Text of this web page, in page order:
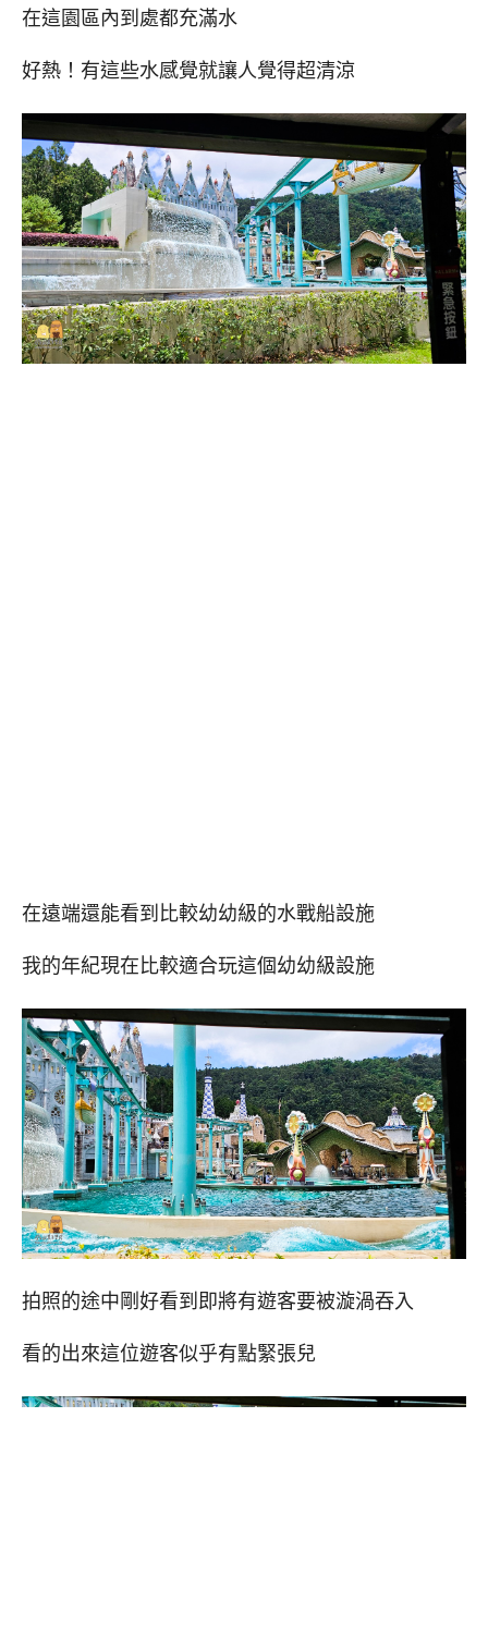
在這園區內到處都充滿水
好熱！有這些水感覺就讓人覺得超清涼
在遠端還能看到比較幼幼級的水戰船設施
我的年紀現在比較適合玩這個幼幼級設施
拍照的途中剛好看到即將有遊客要被漩渦吞入
看的出來這位遊客似乎有點緊張兒